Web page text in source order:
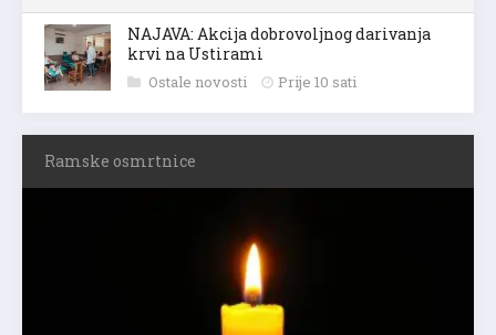
NAJAVA: Akcija dobrovoljnog darivanja
krvi na Ustirami
Ostale novosti Prije 10 sati
Ramske osmrtnice